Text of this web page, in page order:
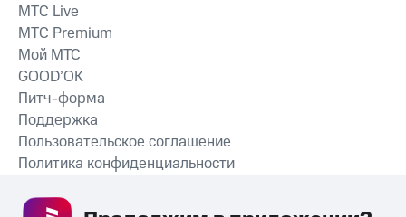
MTС Live
MTС Premium
Мой МТС
GOOD’OK
Питч-форма
Поддержка
Пользовательское соглашение
Политика конфиденциальности